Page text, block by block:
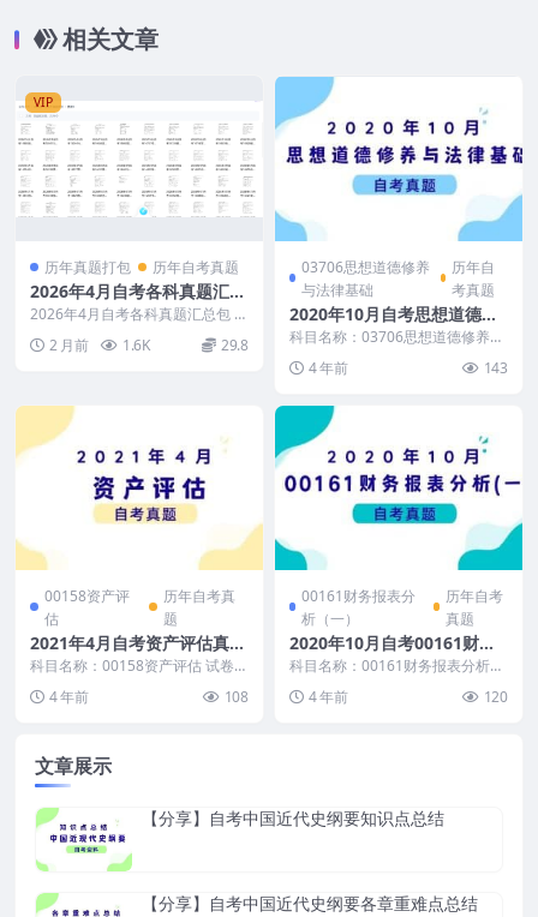
相关文章
VIP
历年真题打包 历年自考真题
2026年4月自考各科真题汇总
包
2026年4月自考各科真题汇总包 大
2 月前 1.6K 29.8
03706思想道德修养
与法律基础
历年自
考真题
2020年10月自考思想道德修
养与法律基础真题及答案
科目名称：03706思想道德修养与
高等教育自...
4 年前 143
00158资产评
估
历年自考真
题
2021年4月自考资产评估真题
及答案
科目名称：00158资产评估 试卷全
资产评估试...
4 年前 108
00161财务报表分
析（一）
历年自考
真题
2020年10月自考00161财务
报表分析(一)真题及答案
科目名称：00161财务报表分析
教育自学考...
4 年前 120
文章展示
【分享】自考中国近代史纲要知识点总结
【分享】自考中国近代史纲要各章重难点总结